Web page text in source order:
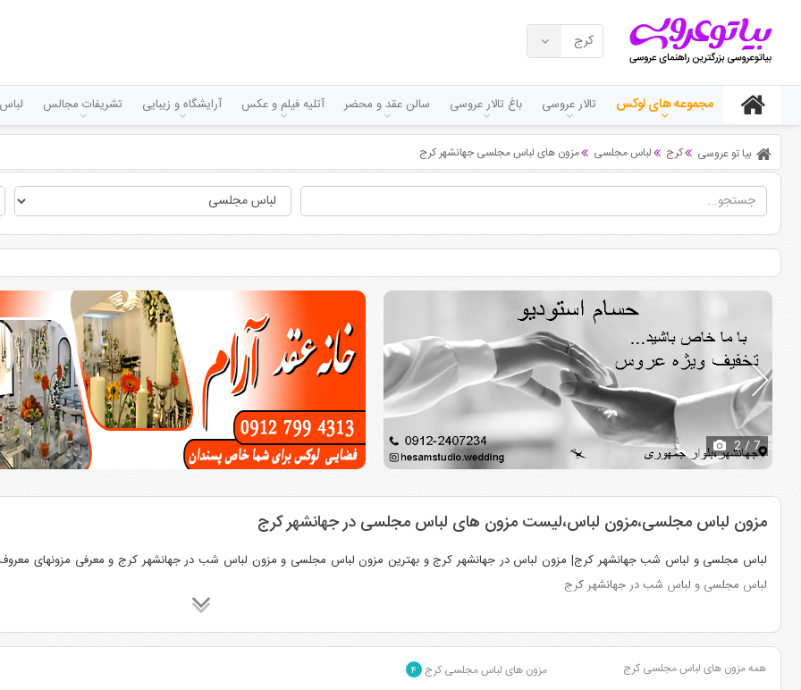
کرج
مجموعه های لوکس تالار عروسی باغ تالار عروسی سالن عقد و محضر آتلیه فیلم و عکس آرایشگاه و زیبایی تشریفات مجالس
بیا تو عروسی کرج لباس مجلسی مزون های لباس مجلسی جهانشهر کرج
2/ 7
مزون لباس مجلسی،مزون لباس،لیست مزون های لباس مجلسی در جهانشهر کرج
لباس مجلسی و لباس شب جهانشهر کرج| مزون لباس در جهانشهر کرج و بهترین مزون لباس مجلسی و مزون لباس شب در جهانشهر کرج و معرفی مزونهای
لباس مجلسی و لباس شب در جهانشهر کرج
همه مزون های لباس مجلسی کرج مزون های لباس مجلسی کرج ۴